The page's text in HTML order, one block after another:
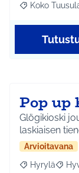
Rajaa tulokset
Koko
Pop
Glögikioski
laskiaisen
Arvioitavana
Rajaa tulokset
Hyrylä